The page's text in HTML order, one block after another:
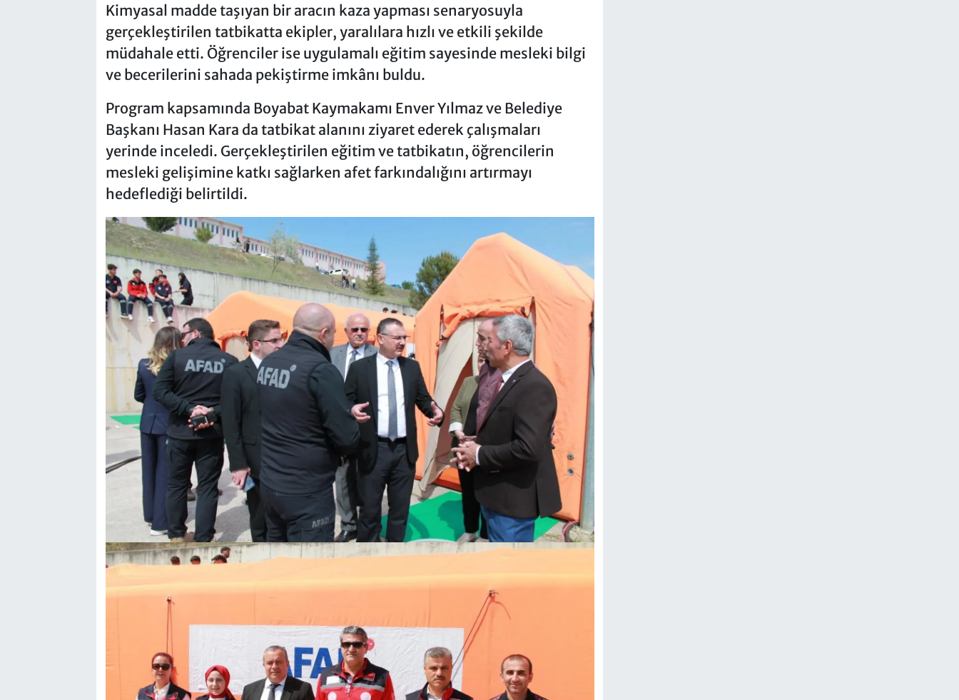
Kimyasal madde taşıyan bir aracın kaza yapması senaryosuyla
gerçekleştirilen tatbikatta ekipler, yaralılara hızlı ve etkili şekilde
müdahale etti. Öğrenciler ise uygulamalı eğitim sayesinde mesleki bilgi
ve becerilerini sahada pekiştirme imkânı buldu.
Program kapsamında Boyabat Kaymakamı Enver Yılmaz ve Belediye
Başkanı Hasan Kara da tatbikat alanını ziyaret ederek çalışmaları
yerinde inceledi. Gerçekleştirilen eğitim ve tatbikatın, öğrencilerin
mesleki gelişimine katkı sağlarken afet farkındalığını artırmayı
hedeflediği belirtildi.